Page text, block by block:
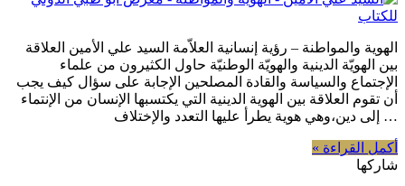
الهوية والمواطنة – رؤية إنسانية العلاّمة السيد علي الأمين العلاقة
الإجتماع والسياسة والقادة المصلحين الإجابة على سؤال كيف يجب
أن تقوم العلاقة بين الهوية الدينية التي يكتسبها الإنسان من الإنتماء
إلى دين،وهي هوية يطرأ عليها التعدد والإختلاف …
أكمل القراءة »
شاركها